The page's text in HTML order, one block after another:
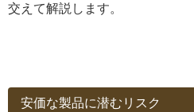
交えて解説します。
安価な製品に潜むリスク